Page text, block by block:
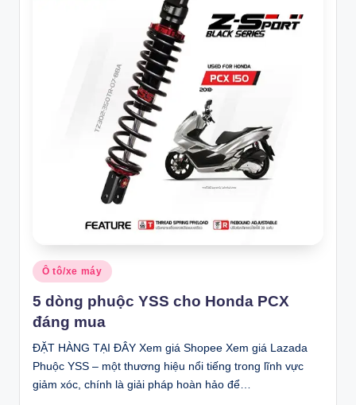
Posted
in
Ô tô/xe máy
5 dòng phuộc YSS cho Honda PCX
đáng mua
ĐẶT HÀNG TẠI ĐÂY Xem giá Shopee Xem giá Lazada
Phuộc YSS – một thương hiệu nổi tiếng trong lĩnh vực
giảm xóc, chính là giải pháp hoàn hảo để…